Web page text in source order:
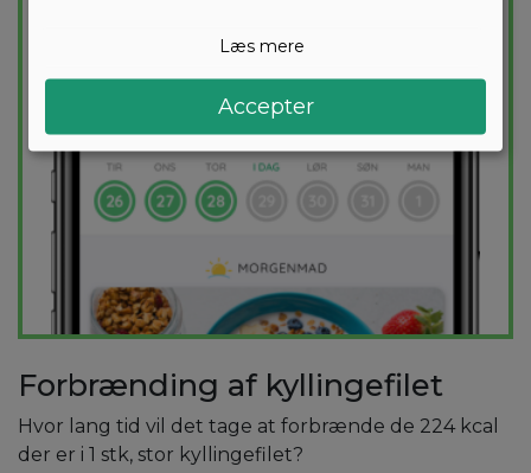
Forbrænding af kyllingefilet
Hvor lang tid vil det tage at forbrænde de 224 kcal
der er i 1 stk, stor kyllingefilet?
Læs mere
Accepter